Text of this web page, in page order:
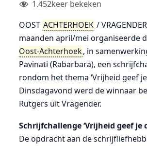
1.452keer bekeken
OOST ACHTERHOEK /
maanden april/mei organiseerde
Oost-Achterhoek, in
Pavinati (Rabarbara), een
rondom het thema ‘Vrijheid geef
Dinsdagavond werd de winnaar
Rutgers uit Vragender.
Schrijfchallenge ‘Vrijheid geef je
De opdracht aan de